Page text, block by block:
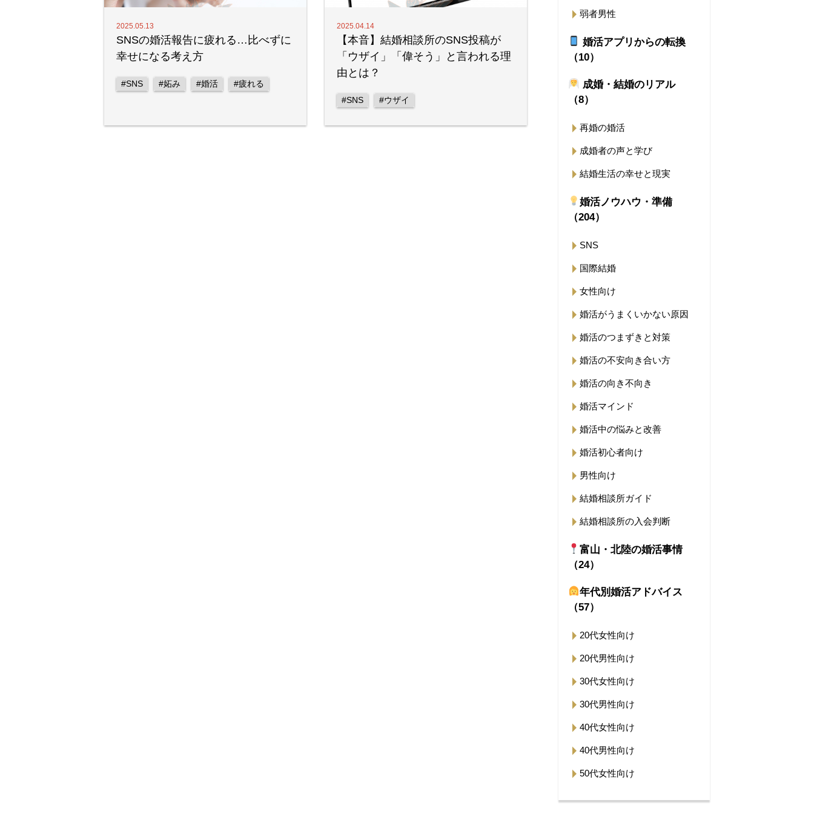
2025.05.13
SNSの婚活報告に疲れる…比べずに
幸せになる考え方
#SNS #妬み #婚活 #疲れる
2025.04.14
【本音】結婚相談所のSNS投稿が
「ウザイ」「偉そう」と言われる理
由とは？
#SNS #ウザイ
弱者男性
婚活アプリからの転換
（10）
成婚・結婚のリアル
（8）
再婚の婚活
成婚者の声と学び
結婚生活の幸せと現実
婚活ノウハウ・準備
（204）
SNS
国際結婚
女性向け
婚活がうまくいかない原因
婚活のつまずきと対策
婚活の不安向き合い方
婚活の向き不向き
婚活マインド
婚活中の悩みと改善
婚活初心者向け
男性向け
結婚相談所ガイド
結婚相談所の入会判断
富山・北陸の婚活事情
（24）
年代別婚活アドバイス
（57）
20代女性向け
20代男性向け
30代女性向け
30代男性向け
40代女性向け
40代男性向け
50代女性向け